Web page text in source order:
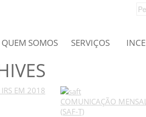
SERVIÇOS
QUEM SOMOS
EM 2018
COMUNICAÇÃO
(SAF-T)